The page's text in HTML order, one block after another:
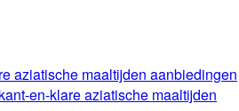
aziatische maaltijden aanbiedingen
kant-en-klare aziatische maaltijden